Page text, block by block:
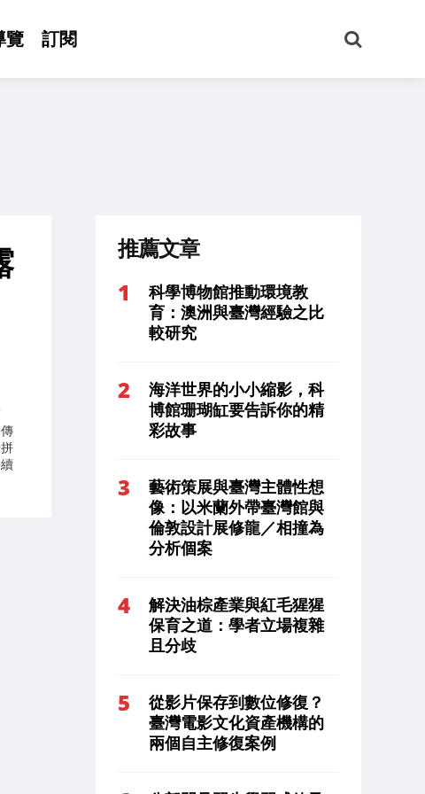
覽 訂閱
尋
推薦文章
科學博物館推動環境教
育：澳洲與臺灣經驗之比
較研究
海洋世界的小小縮影，科
博館珊瑚缸要告訴你的精
彩故事
藝術策展與臺灣主體性想
像：以米蘭外帶臺灣館與
倫敦設計展修龍／相撞為
分析個案
解決油棕產業與紅毛猩猩
保育之道：學者立場複雜
且分歧
從影片保存到數位修復？
臺灣電影文化資產機構的
兩個自主修復案例